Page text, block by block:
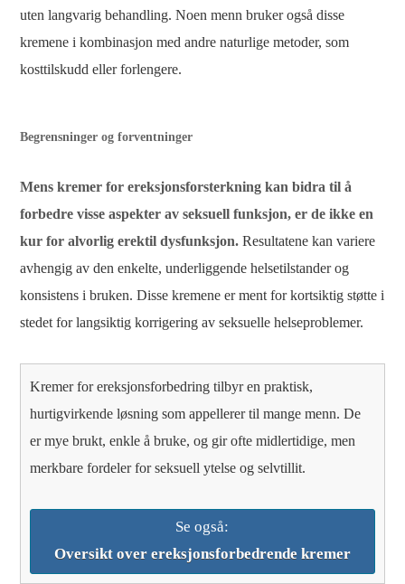
uten langvarig behandling. Noen menn bruker også disse
kremene i kombinasjon med andre naturlige metoder, som
kosttilskudd eller forlengere.
Begrensninger og forventninger
Mens kremer for ereksjonsforsterkning kan bidra til å
forbedre visse aspekter av seksuell funksjon, er de ikke en
kur for alvorlig erektil dysfunksjon. Resultatene kan variere
avhengig av den enkelte, underliggende helsetilstander og
konsistens i bruken. Disse kremene er ment for kortsiktig støtte i
stedet for langsiktig korrigering av seksuelle helseproblemer.
Kremer for ereksjonsforbedring tilbyr en praktisk,
hurtigvirkende løsning som appellerer til mange menn. De
er mye brukt, enkle å bruke, og gir ofte midlertidige, men
merkbare fordeler for seksuell ytelse og selvtillit.
Se også:
Oversikt over ereksjonsforbedrende kremer